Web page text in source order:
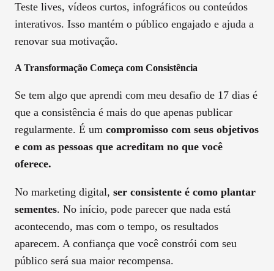
Teste lives, vídeos curtos, infográficos ou conteúdos
interativos. Isso mantém o público engajado e ajuda a
renovar sua motivação.
A Transformação Começa com Consistência
Se tem algo que aprendi com meu desafio de 17 dias é
que a consistência é mais do que apenas publicar
regularmente. É um compromisso com seus objetivos
e com as pessoas que acreditam no que você
oferece.
No marketing digital, ser consistente é como plantar
sementes. No início, pode parecer que nada está
acontecendo, mas com o tempo, os resultados
aparecem. A confiança que você constrói com seu
público será sua maior recompensa.